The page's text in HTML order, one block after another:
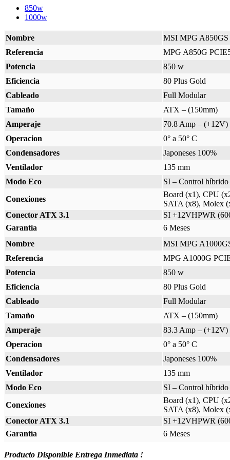
850w
1000w
Nombre
MSI MPG A850GS
Referencia
MPG A850G
Potencia
850 w
Eficiencia
80 Plus Gold
Cableado
Full Modular
Tamaño
ATX – (150mm)
Amperaje
70.8 Amp – (+12V)
Operacion
0° a 50° C
Condensadores
Japoneses 100%
Ventilador
135 mm
Modo Eco
SI – Control híbrido
Conexiones
Board (x1), CPU
SATA (x8), Molex
Conector ATX 3.1
SI +12VHPWR
Garantía
6 Meses
Nombre
MSI MPG
Referencia
MPG A1000G
Potencia
850 w
Eficiencia
80 Plus Gold
Cableado
Full Modular
Tamaño
ATX – (150mm)
Amperaje
83.3 Amp – (+12V)
Operacion
0° a 50° C
Condensadores
Japoneses 100%
Ventilador
135 mm
Modo Eco
SI – Control híbrido
Conexiones
Board (x1), CPU
SATA (x8), Molex
Conector ATX 3.1
SI +12VHPWR
Garantía
6 Meses
Producto Disponible Entrega Inmediata !